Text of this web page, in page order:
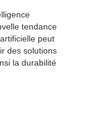
tendance
peut
des solutions
la durabilité